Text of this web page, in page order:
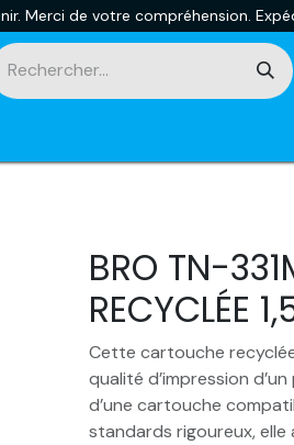
Merci de votre compréhension.
BRO TN-
RECYCLÉE
Cette cartouche
qualité d’impression
d’une cartouche
standards rigoureux,